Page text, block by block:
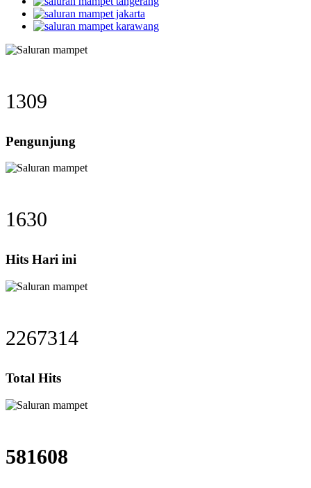
1309
Pengunjung
1630
Hits Hari ini
2267314
Total Hits
581608